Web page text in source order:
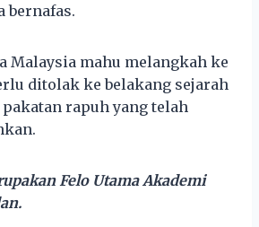
bernafas.
Malaysia mahu melangkah ke
ditolak ke belakang sejarah
pakatan rapuh yang telah
Felo Utama Akademi